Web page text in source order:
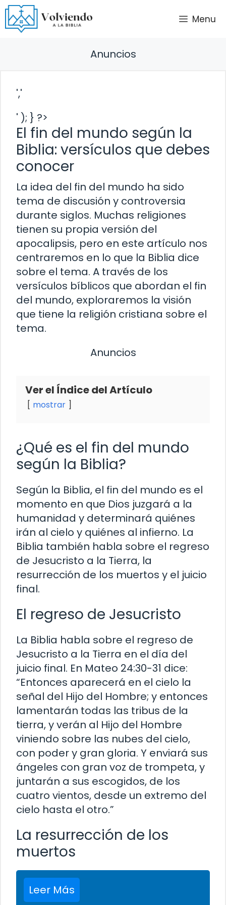
Saltar
al
contenido
Menu
Anuncios
','
' ); } ?>
El fin del mundo según la
Biblia: versículos que debes
conocer
La idea del fin del mundo ha sido
tema de discusión y controversia
durante siglos. Muchas religiones
tienen su propia versión del
apocalipsis, pero en este artículo nos
centraremos en lo que la Biblia dice
sobre el tema. A través de los
versículos bíblicos que abordan el fin
del mundo, exploraremos la visión
que tiene la religión cristiana sobre el
tema.
Anuncios
Ver el Índice del Artículo
mostrar
¿Qué es el fin del mundo
según la Biblia?
Según la Biblia, el fin del mundo es el
momento en que Dios juzgará a la
humanidad y determinará quiénes
irán al cielo y quiénes al infierno. La
Biblia también habla sobre el regreso
de Jesucristo a la Tierra, la
resurrección de los muertos y el juicio
final.
El regreso de Jesucristo
La Biblia habla sobre el regreso de
Jesucristo a la Tierra en el día del
juicio final. En Mateo 24:30-31 dice:
“Entonces aparecerá en el cielo la
señal del Hijo del Hombre; y entonces
lamentarán todas las tribus de la
tierra, y verán al Hijo del Hombre
viniendo sobre las nubes del cielo,
con poder y gran gloria. Y enviará sus
ángeles con gran voz de trompeta, y
juntarán a sus escogidos, de los
cuatro vientos, desde un extremo del
cielo hasta el otro.”
La resurrección de los
muertos
Leer Más